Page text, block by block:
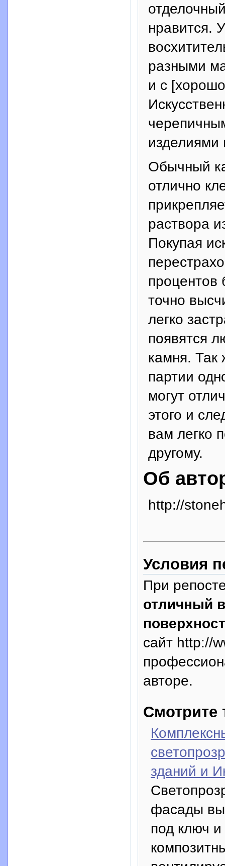
нравится.
разными
и с
изделиями
Обычный
отлично
раствора
Покупая
процентов
точно
легко
появятся
камня. Так
партии
могут
этого и
вам легко
другому.
Об
http://
Условия
При
отличный
сайт http://
авторе.
Смотрите
зданий и
фасады
под ключ